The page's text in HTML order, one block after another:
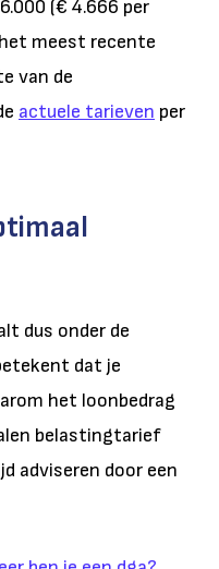
(€ 4.666 per
meest recente
van de
actuele tarieven per
dus onder de
dat je
het loonbedrag
belastingtarief
adviseren door een